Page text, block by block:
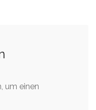
um einen